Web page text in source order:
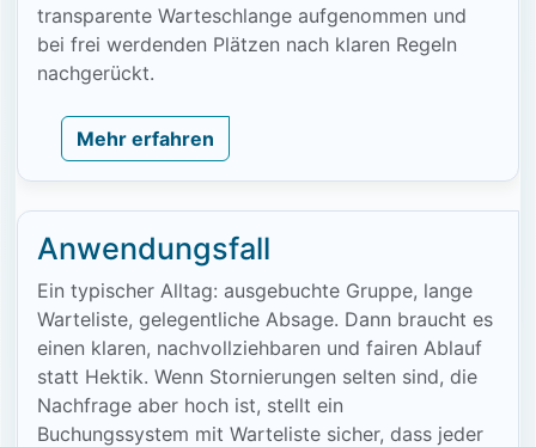
transparente Warteschlange aufgenommen und
bei frei werdenden Plätzen nach klaren Regeln
nachgerückt.
Mehr erfahren
Anwendungsfall
Ein typischer Alltag: ausgebuchte Gruppe, lange
Warteliste, gelegentliche Absage. Dann braucht es
einen klaren, nachvollziehbaren und fairen Ablauf
statt Hektik. Wenn Stornierungen selten sind, die
Nachfrage aber hoch ist, stellt ein
Buchungssystem mit Warteliste sicher, dass jeder